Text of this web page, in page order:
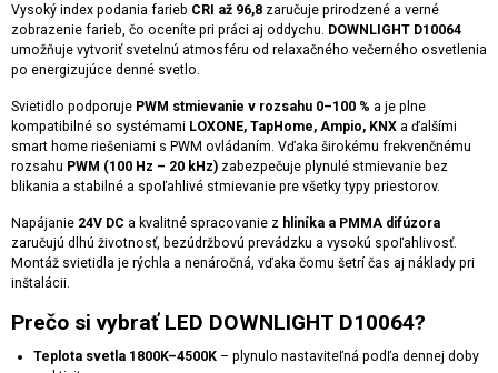
Vysoký index podania farieb CRI až 96,8 zaručuje prirodzené a verné
zobrazenie farieb, čo oceníte pri práci aj oddychu. DOWNLIGHT D10064
umožňuje vytvoriť svetelnú atmosféru od relaxačného večerného osvetlenia
po energizujúce denné svetlo.
Svietidlo podporuje PWM stmievanie v rozsahu 0–100 % a je plne
kompatibilné so systémami LOXONE, TapHome, Ampio, KNX a ďalšími
smart home riešeniami s PWM ovládaním. Vďaka širokému frekvenčnému
rozsahu PWM (100 Hz – 20 kHz) zabezpečuje plynulé stmievanie bez
blikania a stabilné a spoľahlivé stmievanie pre všetky typy priestorov.
Napájanie 24V DC a kvalitné spracovanie z hliníka a PMMA difúzora
zaručujú dlhú životnosť, bezúdržbovú prevádzku a vysokú spoľahlivosť.
Montáž svietidla je rýchla a nenáročná, vďaka čomu šetrí čas aj náklady pri
inštalácii.
Prečo si vybrať LED DOWNLIGHT D10064?
Teplota svetla 1800K–4500K – plynulo nastaviteľná podľa dennej doby